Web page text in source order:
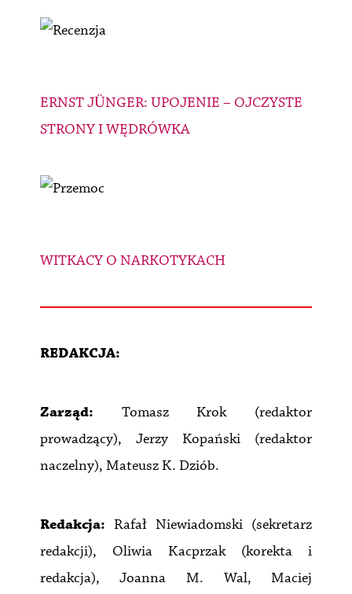
ERNST JÜNGER: UPOJENIE – OJCZYSTE
STRONY I WĘDRÓWKA
WITKACY O NARKOTYKACH
REDAKCJA:
Zarząd: Tomasz Krok (redaktor
prowadzący), Jerzy Kopański (redaktor
naczelny), Mateusz K. Dziób.
Redakcja: Rafał Niewiadomski (sekretarz
redakcji), Oliwia Kacprzak (korekta i
redakcja), Joanna M. Wal, Maciej